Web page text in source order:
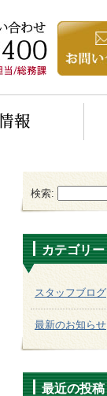
検索:
カテゴリー
スタッフブログ
最新のお知らせ
最近の投稿